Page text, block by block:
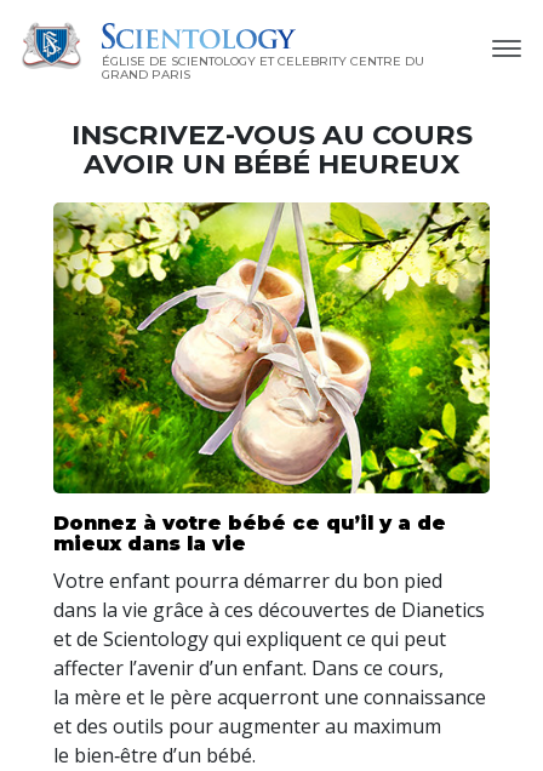
ÉGLISE DE SCIENTOLOGY ET CELEBRITY CENTRE DU
GRAND PARIS
INSCRIVEZ-VOUS AU COURS
AVOIR UN BÉBÉ HEUREUX
Donnez à votre bébé ce qu’il y a de
mieux dans la vie
Votre enfant pourra démarrer du bon pied
dans la vie grâce à ces découvertes de Dianetics
et de Scientology qui expliquent ce qui peut
affecter l’avenir d’un enfant. Dans ce cours,
la mère et le père acquerront une connaissance
et des outils pour augmenter au maximum
le bien‑être d’un bébé.